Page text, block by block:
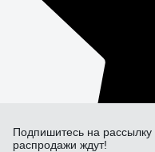
Подпишитесь на рассылку
распродажи ждут!